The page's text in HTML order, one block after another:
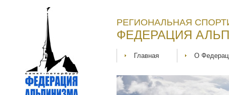
РЕГИОНАЛЬНАЯ
ФЕДЕРАЦИЯ
Главная О